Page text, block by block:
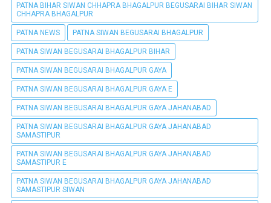
PATNA BIHAR SIWAN CHHAPRA BHAGALPUR BEGUSARAI BIHAR SIWAN
CHHAPRA BHAGALPUR
PATNA NEWS PATNA SIWAN BEGUSARAI BHAGALPUR
PATNA SIWAN BEGUSARAI BHAGALPUR BIHAR
PATNA SIWAN BEGUSARAI BHAGALPUR GAYA
PATNA SIWAN BEGUSARAI BHAGALPUR GAYA E
PATNA SIWAN BEGUSARAI BHAGALPUR GAYA JAHANABAD
PATNA SIWAN BEGUSARAI BHAGALPUR GAYA JAHANABAD
SAMASTIPUR
PATNA SIWAN BEGUSARAI BHAGALPUR GAYA JAHANABAD
SAMASTIPUR E
PATNA SIWAN BEGUSARAI BHAGALPUR GAYA JAHANABAD
SAMASTIPUR SIWAN